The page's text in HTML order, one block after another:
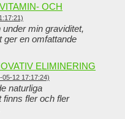
OCH
min graviditet,
ger en omfattande
ELIMINERING
05-12 17:17:24)
naturliga
finns fler och fler